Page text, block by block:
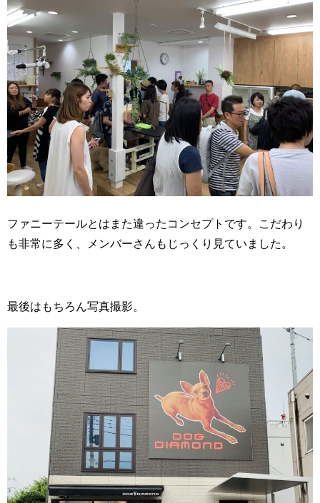
ファニーテールとはまた違ったコンセプトです。こだわり
も非常に多く、メンバーさんもじっくり見ていました。
最後はもちろん写真撮影。